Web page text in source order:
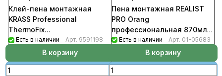
Клей-пена монтажная
KRASS Professional
ThermoFix
профессиональная для
теплоизоляции
всесезонная
Есть в наличии Арт. 9591198
В корзину
Пена монтажная REALIST
PRO Orang
профессиональная 870мл
(12шт/уп)
Есть в наличии Арт. 01-05683
В корзину